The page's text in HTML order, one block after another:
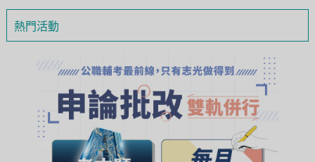
熱門活動